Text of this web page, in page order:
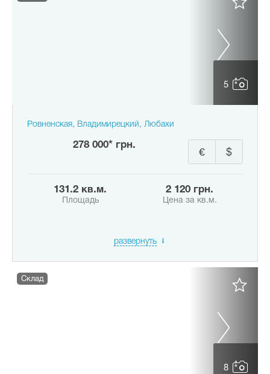
5
Ровненская, Владимирецкий, Любахи
278 000* грн.
$
€
131.2 кв.м.
Площадь
2 120 грн.
Цена за кв.м.
развернуть
8
Склад